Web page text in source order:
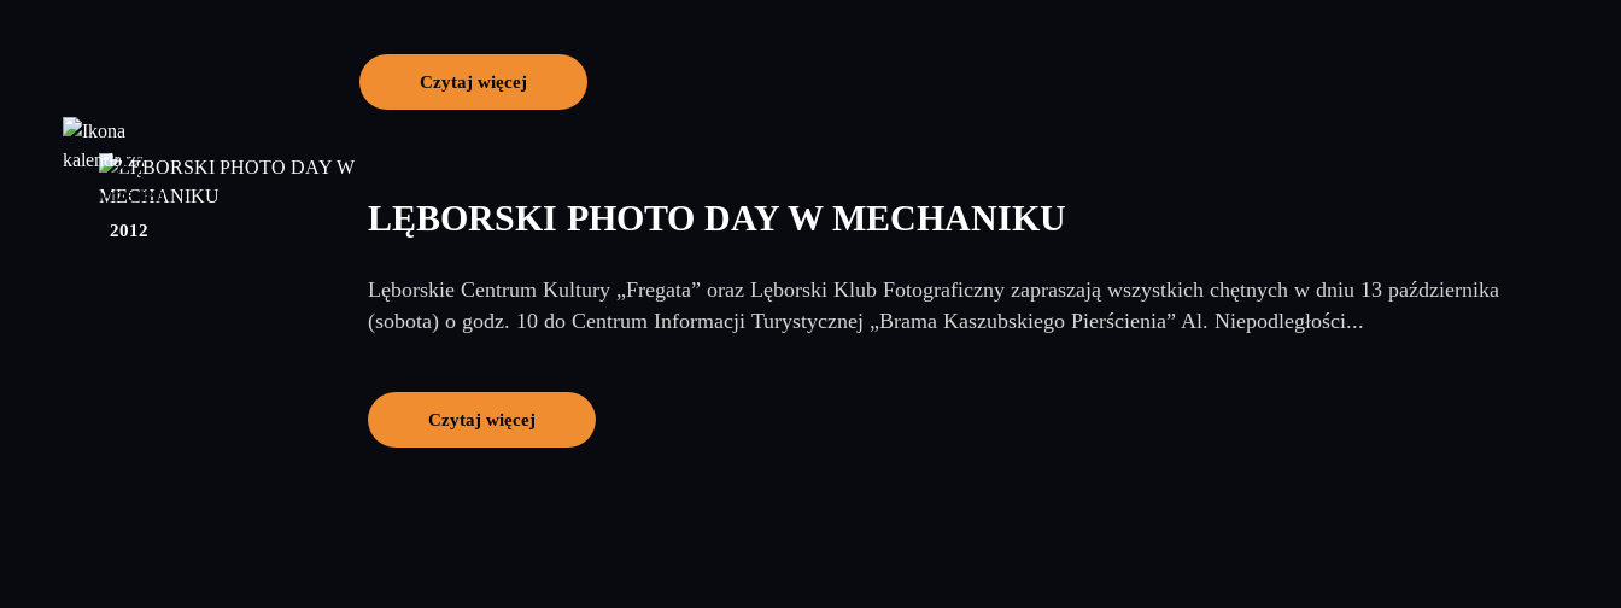
Czytaj więcej
27
wrzesień
2012
LĘBORSKI PHOTO DAY W MECHANIKU
Lęborskie Centrum Kultury „Fregata” oraz Lęborski Klub Fotograficzny zapraszają wszystkich chętnych w dniu 13 października
(sobota) o godz. 10 do Centrum Informacji Turystycznej „Brama Kaszubskiego Pierścienia” Al. Niepodległości...
Czytaj więcej